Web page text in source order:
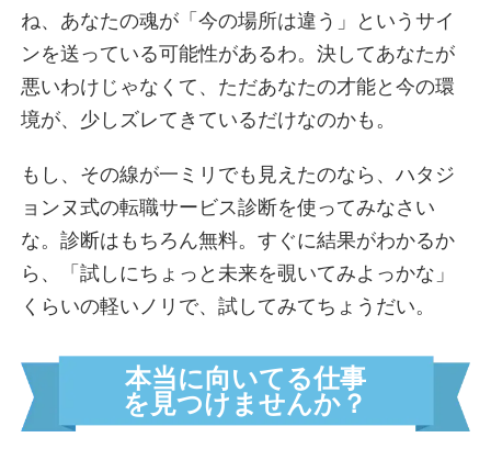
ね、あなたの魂が「今の場所は違う」というサイ
ンを送っている可能性があるわ。決してあなたが
悪いわけじゃなくて、ただあなたの才能と今の環
境が、少しズレてきているだけなのかも。
もし、その線が一ミリでも見えたのなら、ハタジ
ョンヌ式の転職サービス診断を使ってみなさい
な。診断はもちろん無料。すぐに結果がわかるか
ら、「試しにちょっと未来を覗いてみよっかな」
くらいの軽いノリで、試してみてちょうだい。
本当に向いてる仕事
を見つけませんか？